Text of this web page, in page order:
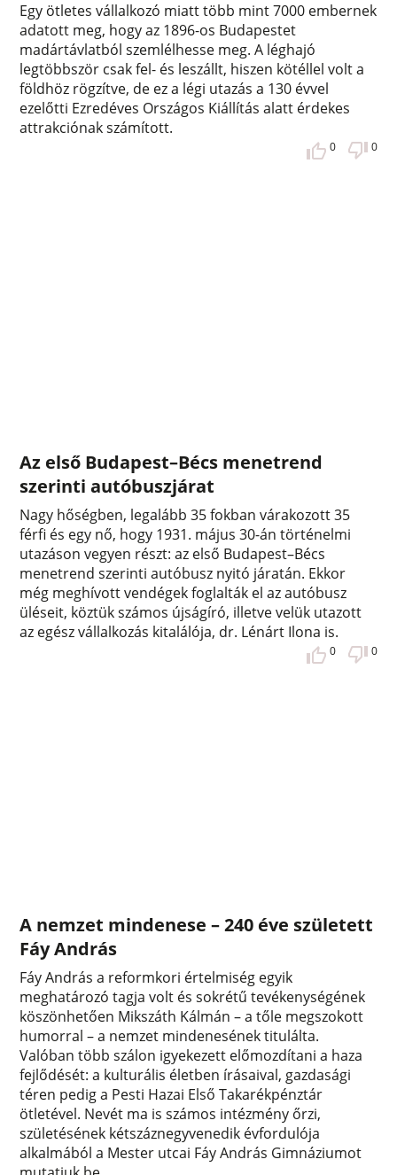
Egy ötletes vállalkozó miatt több mint 7000 embernek
adatott meg, hogy az 1896-os Budapestet
madártávlatból szemlélhesse meg. A léghajó
legtöbbször csak fel- és leszállt, hiszen kötéllel volt a
földhöz rögzítve, de ez a légi utazás a 130 évvel
ezelőtti Ezredéves Országos Kiállítás alatt érdekes
attrakciónak számított.
0 0
Az első Budapest–Bécs menetrend
szerinti autóbuszjárat
Nagy hőségben, legalább 35 fokban várakozott 35
férfi és egy nő, hogy 1931. május 30-án történelmi
utazáson vegyen részt: az első Budapest–Bécs
menetrend szerinti autóbusz nyitó járatán. Ekkor
még meghívott vendégek foglalták el az autóbusz
üléseit, köztük számos újságíró, illetve velük utazott
az egész vállalkozás kitalálója, dr. Lénárt Ilona is.
0 0
A nemzet mindenese – 240 éve született
Fáy András
Fáy András a reformkori értelmiség egyik
meghatározó tagja volt és sokrétű tevékenységének
köszönhetően Mikszáth Kálmán – a tőle megszokott
humorral – a nemzet mindenesének titulálta.
Valóban több szálon igyekezett előmozdítani a haza
fejlődését: a kulturális életben írásaival, gazdasági
téren pedig a Pesti Hazai Első Takarékpénztár
ötletével. Nevét ma is számos intézmény őrzi,
születésének kétszáznegyvenedik évfordulója
alkalmából a Mester utcai Fáy András Gimnáziumot